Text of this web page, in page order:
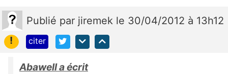
Publié par jiremek le 30/04/2012 à 13h12
!
citer
Abawell a écrit